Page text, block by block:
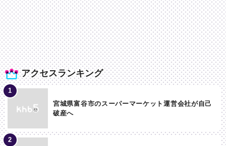
アクセスランキング
宮城県富谷市のスーパーマーケット運営会社が自己
破産へ